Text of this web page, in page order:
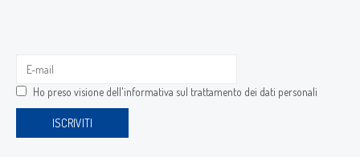
Ho preso visione dell'informativa sul trattamento dei dati personali